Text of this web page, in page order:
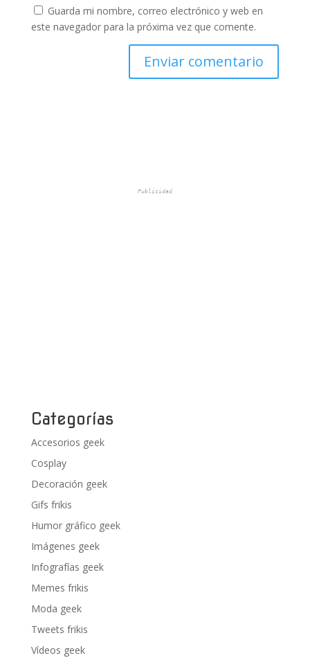
Guarda mi nombre, correo electrónico y web en
este navegador para la próxima vez que comente.
Publicidad
Categorías
Accesorios geek
Cosplay
Decoración geek
Gifs frikis
Humor gráfico geek
Imágenes geek
Infografías geek
Memes frikis
Moda geek
Tweets frikis
Vídeos geek